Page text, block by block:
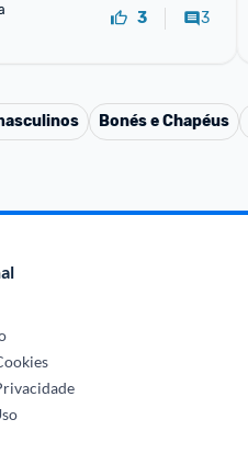
3 3
Bonés e Chapéus